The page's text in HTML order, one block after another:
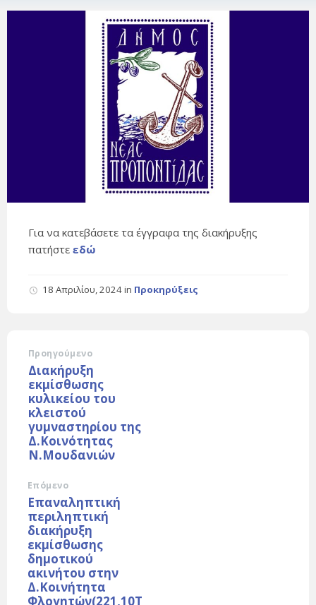
Για να κατεβάσετε τα έγγραφα της διακήρυξης
πατήστε εδώ
18 Απριλίου, 2024in Προκηρύξεις
Προηγούμενο
Διακήρυξη
εκμίσθωσης
κυλικείου του
κλειστού
γυμναστηρίου της
Δ.Κοινότητας
Ν.Μουδανιών
Επόμενο
Επαναληπτική
περιληπτική
διακήρυξη
εκμίσθωσης
δημοτικού
ακινήτου στην
Δ.Κοινήτητα
Φλογητών(221,10Τ